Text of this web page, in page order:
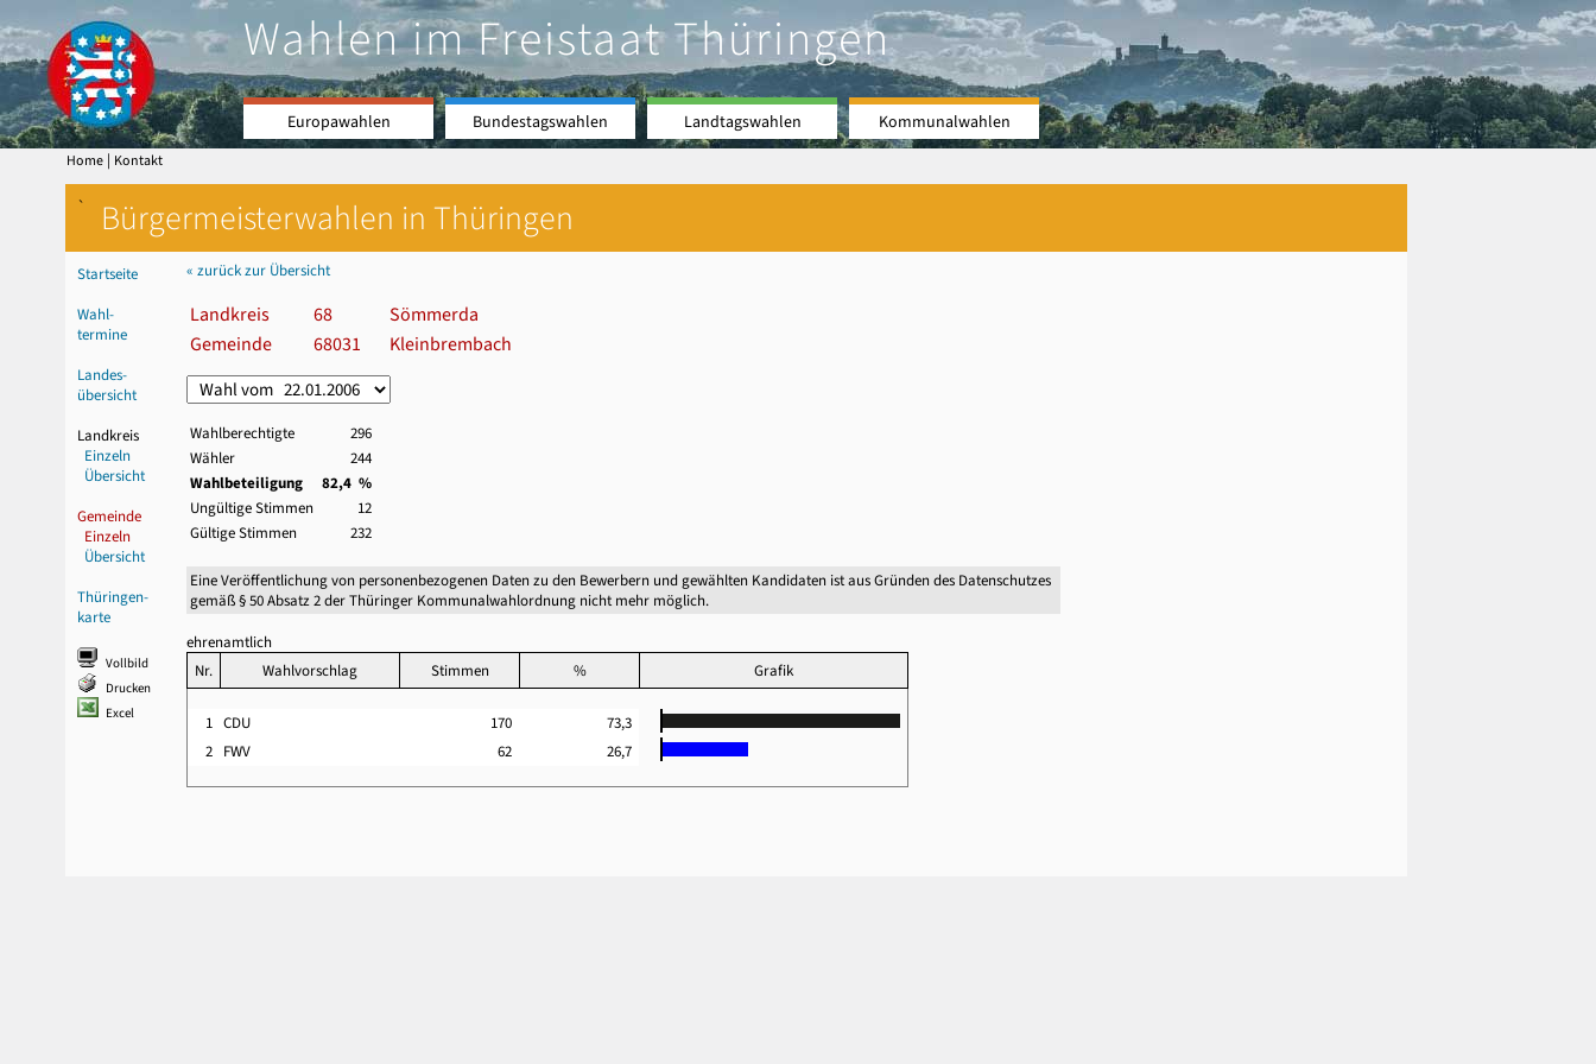
Wahlen im Freistaat Thüringen
Europawahlen Bundestagswahlen Landtagswahlen Kommunalwahlen
Home | Kontakt
` Bürgermeisterwahlen in Thüringen
Startseite
Wahl-
termine
Landes-
übersicht
Landkreis
Einzeln
Übersicht
Gemeinde
Einzeln
Übersicht
Thüringen-
karte
Vollbild
Drucken
Excel
« zurück zur Übersicht
Landkreis 68
Sömmerda
Gemeinde
68031 Kleinbrembach
Wahlberechtigte
296
Wähler
244
Wahlbeteiligung
82,4 %
Ungültige Stimmen
12
Gültige Stimmen
232
Eine Veröffentlichung von personenbezogenen Daten zu den Bewerbern und gewählten Kandidaten ist aus Gründen des Datenschutzes
gemäß § 50 Absatz 2 der Thüringer Kommunalwahlordnung nicht mehr möglich.
ehrenamtlich
Nr.
Wahlvorschlag Stimmen % Grafik
1 CDU 170
73,3
2 FWV 62 26,7